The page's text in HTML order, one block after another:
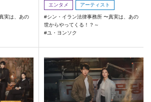
実は、あの
エンタメ アーティスト
シン・イラン法律事務所 〜真実は、あの
世からやってくる！？～
ユ・ヨンソク